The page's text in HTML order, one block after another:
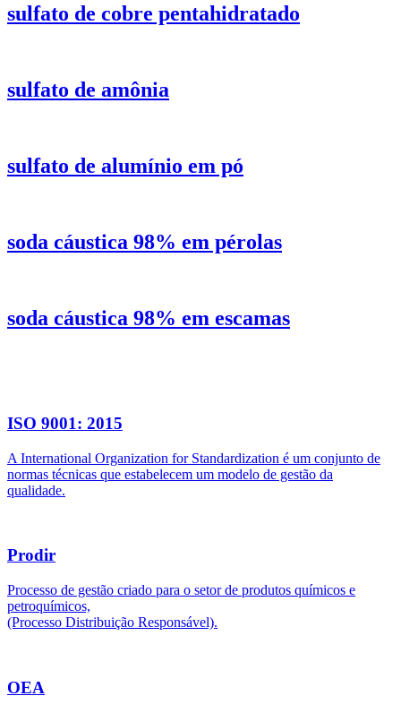
sulfato de cobre pentahidratado
sulfato de amônia
sulfato de alumínio em pó
soda cáustica 98% em pérolas
soda cáustica 98% em escamas
ISO 9001: 2015
A International Organization for Standardization é um conjunto de
normas técnicas que estabelecem um modelo de gestão da
qualidade.
Prodir
Processo de gestão criado para o setor de produtos químicos e
petroquímicos,
(Processo Distribuição Responsável).
OEA